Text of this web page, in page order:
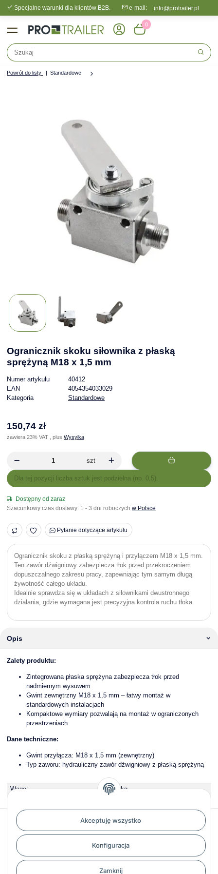
Akceptuję wszystko
Konfiguracja
Zamknij
Specjalne warunki dla klientów B2B. e-mail: info@protrailer.pl
0
Powrót do listy Standardowe
Ogranicznik skoku siłownika z płaską
sprężyną M18 x 1,5 mm
Numer artykułu
40412
EAN
4054354033029
Kategoria
Standardowe
150,74 zł
zawiera 23% VAT , plus Wysyłka
szt
xDla tej pozycji liczba sztuk jest podzielna (np. 0,5).
Dostępny od zaraz
Szacunkowy czas dostawy: 1 - 3 dni roboczych w Polsce
Pytanie dotyczące artykułu
Ogranicznik skoku z płaską sprężyną i przyłączem M18 x 1,5 mm.
Ten zawór dźwigniowy zabezpiecza tłok przed przekroczeniem
dopuszczalnego zakresu pracy, zapewniając tym samym długą
żywotność całego układu.
Idealnie sprawdza się w układach z siłownikami dwustronnego
działania, gdzie wymagana jest precyzyjna kontrola ruchu tłoka.
Opis
Zalety produktu:
Zintegrowana płaska sprężyna zabezpiecza tłok przed
nadmiernym wysuwem
Gwint zewnętrzny M18 x 1,5 mm – łatwy montaż w
standardowych instalacjach
Kompaktowe wymiary pozwalają na montaż w ograniczonych
przestrzeniach
Dane techniczne:
Gwint przyłącza: M18 x 1,5 mm (zewnętrzny)
Typ zaworu: hydrauliczny zawór dźwigniowy z płaską sprężyną
Waga: 0,69 kg
Recenzje